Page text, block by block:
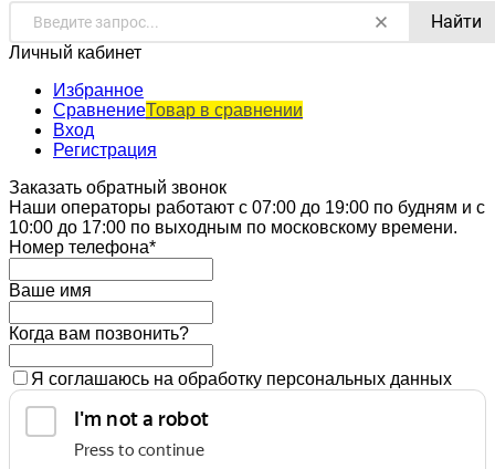
Найти
Личный кабинет
Избранное
СравнениеТовар в сравнении
Вход
Регистрация
Заказать обратный звонок
Наши операторы работают с 07:00 до 19:00 по будням и с
10:00 до 17:00 по выходным по московскому времени.
Номер телефона*
Ваше имя
Когда вам позвонить?
Я соглашаюсь на обработку персональных данных